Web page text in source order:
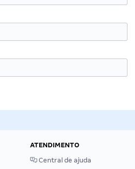
ATENDIMENTO
Central de ajuda